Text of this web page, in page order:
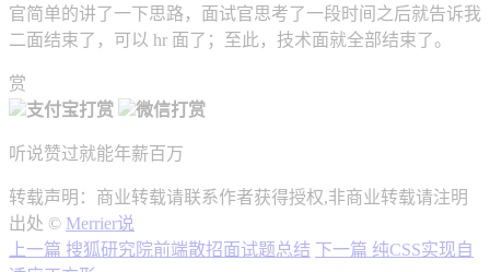
官简单的讲了一下思路，面试官思考了一段时间之后就告诉我
二面结束了，可以 hr 面了；至此，技术面就全部结束了。
赏
支付宝打赏
微信打赏
听说赞过就能年薪百万
转载声明：商业转载请联系作者获得授权,非商业转载请注明
出处 © Merrier说
上一篇 搜狐研究院前端散招面试题总结 下一篇 纯CSS实现自